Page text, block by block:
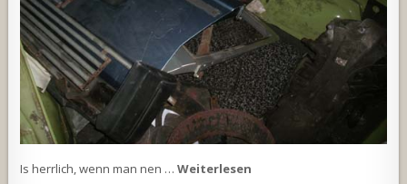
Is herrlich, wenn man nen …Weiterlesen